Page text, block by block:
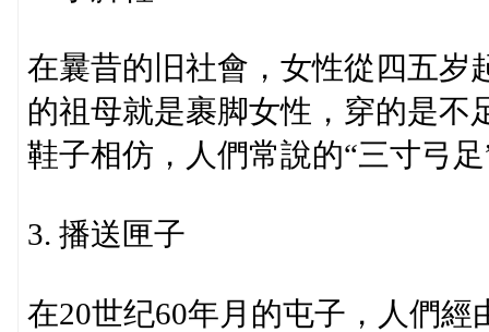
在曩昔的旧社會，女性從四五岁
的祖母就是裹脚女性，穿的是不
鞋子相仿，人們常說的“三寸弓
3. 播送匣子
在20世纪60年月的屯子，人們